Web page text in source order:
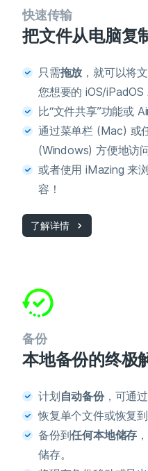
快速传输
把文件从电脑复
只需拖放 ，就可以将
您想要的 iOS/iPadOS
比“文件共享”功能或
通过菜单栏 (Mac) 或
(Windows) 方便地访问
或者使用 iMazing 来
容！
了解详情
备份
本地备份的终极
计划自动备份，可通
恢复单个文件或恢复到
备份到任何本地储存
储存。